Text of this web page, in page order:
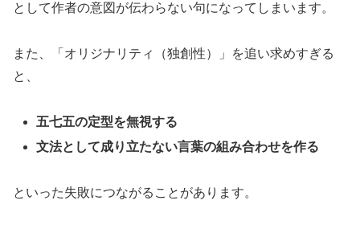
として作者の意図が伝わらない句になってしまいます。
また、「オリジナリティ（独創性）」を追い求めすぎる
と、
五七五の定型を無視する
文法として成り立たない言葉の組み合わせを作る
といった失敗につながることがあります。